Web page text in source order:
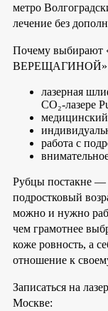
метро
лечение без
Почему
ВЕРЕЩАГИНОЙ»
лазерная
CO₂-лазере
работа с
Рубцы постакне —
подростковый
можно и нужно
чем грамотнее
коже ровность, а
отношение к
Записаться на
Москве: